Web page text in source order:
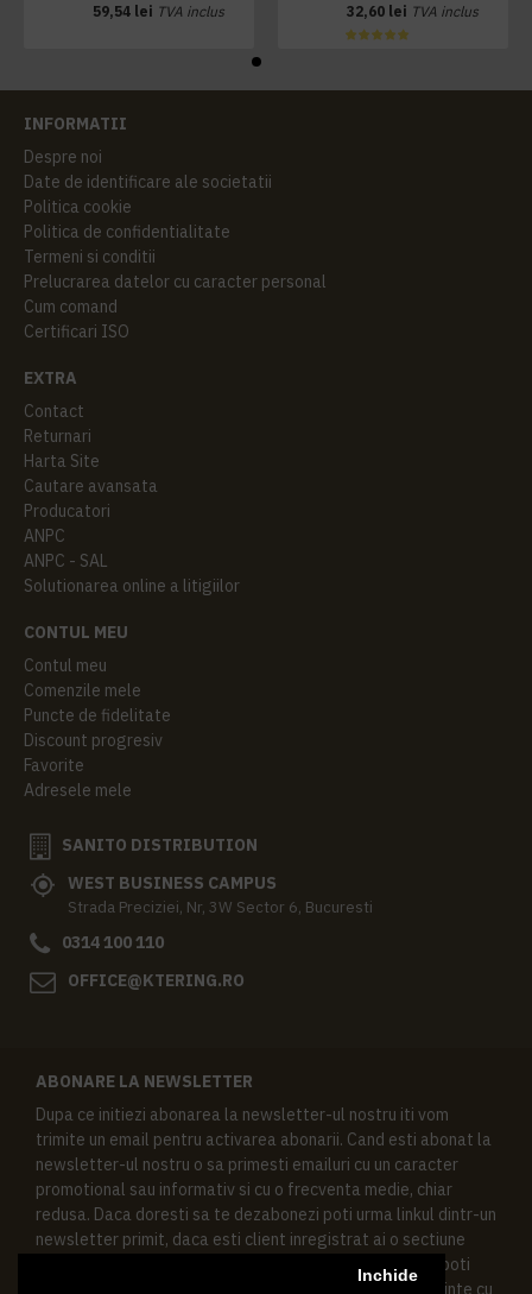
Inchide
59,54 lei TVA inclus
32,60 lei TVA inclus
INFORMATII
Despre noi
Date de identificare ale societatii
Politica cookie
Politica de confidentialitate
Termeni si conditii
Prelucrarea datelor cu caracter personal
Cum comand
Certificari ISO
EXTRA
Contact
Returnari
Harta Site
Cautare avansata
Producatori
ANPC
ANPC - SAL
Solutionarea online a litigiilor
CONTUL MEU
Contul meu
Comenzile mele
Puncte de fidelitate
Discount progresiv
Favorite
Adresele mele
SANITO DISTRIBUTION
WEST BUSINESS CAMPUS
Strada Preciziei, Nr, 3W Sector 6, Bucuresti
0314 100 110
OFFICE@KTERING.RO
ABONARE LA NEWSLETTER
Dupa ce initiezi abonarea la newsletter-ul nostru iti vom
trimite un email pentru activarea abonarii. Cand esti abonat la
newsletter-ul nostru o sa primesti emailuri cu un caracter
promotional sau informativ si cu o frecventa medie, chiar
redusa. Daca doresti sa te dezabonezi poti urma linkul dintr-un
newsletter primit, daca esti client inregistrat ai o sectiune
speciala in contul tau in acest scop, si de asemenea ne poti
contacta oricand pe email pentru orice intrebari sau cerinte cu